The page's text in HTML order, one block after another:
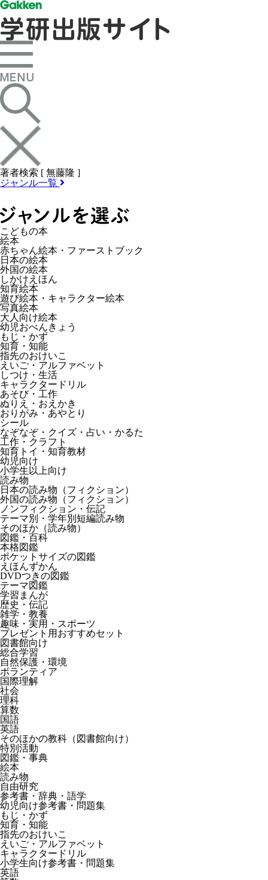
著者検索 [ 無藤隆 ]
ジャンル一覧
こどもの本
絵本
赤ちゃん絵本・ファーストブック
日本の絵本
外国の絵本
しかけえほん
知育絵本
遊び絵本・キャラクター絵本
写真絵本
大人向け絵本
幼児おべんきょう
もじ・かず
知育・知能
指先のおけいこ
えいご・アルファベット
しつけ・生活
キャラクタードリル
あそび・工作
ぬりえ・おえかき
おりがみ・あやとり
シール
なぞなぞ・クイズ・占い・かるた
工作・クラフト
知育トイ・知育教材
幼児向け
小学生以上向け
読み物
日本の読み物（フィクション）
外国の読み物（フィクション）
ノンフィクション・伝記
テーマ別・学年別短編読み物
そのほか（読み物）
図鑑・百科
本格図鑑
ポケットサイズの図鑑
えほんずかん
DVDつきの図鑑
テーマ図鑑
学習まんが
歴史・伝記
雑学・教養
趣味・実用・スポーツ
プレゼント用おすすめセット
図書館向け
総合学習
自然保護・環境
ボランティア
国際理解
社会
理科
算数
国語
英語
そのほかの教科（図書館向け）
特別活動
図鑑・事典
絵本
読み物
自由研究
参考書・辞典・語学
幼児向け参考書・問題集
もじ・かず
知育・知能
指先のおけいこ
えいご・アルファベット
キャラクタードリル
小学生向け参考書・問題集
英語